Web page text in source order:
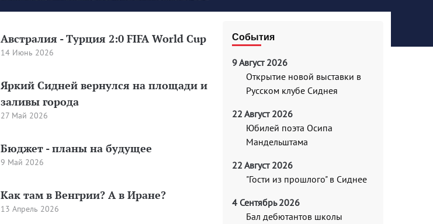
Австралия - Турция 2:0 FIFA World Cup
14 Июнь 2026
Яркий Сидней вернулся на площади и
заливы города
27 Май 2026
Бюджет - планы на будущее
9 Май 2026
Как там в Венгрии? А в Иране?
13 Апрель 2026
События
9 Август 2026
Открытие новой выставки в
Русском клубе Сиднея
22 Август 2026
Юбилей поэта Осипа
Мандельштама
22 Август 2026
"Гости из прошлого" в Сиднее
4 Сентябрь 2026
Бал дебютантов школы